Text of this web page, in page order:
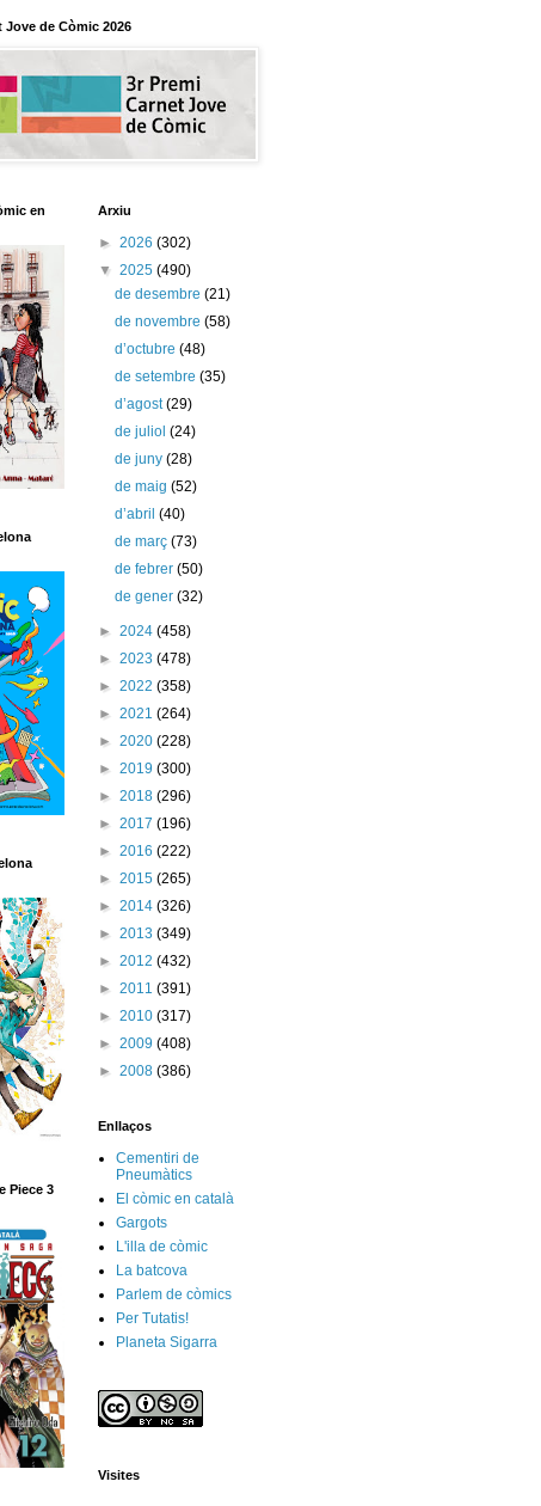
Jove de Còmic 2026
en
Piece 3
Arxiu
► 2026 (302)
▼ 2025 (490)
de desembre(21)
de novembre(58)
d’octubre(48)
de setembre(35)
d’agost(29)
de juliol(24)
de juny(28)
de maig(52)
d’abril(40)
de març(73)
de febrer(50)
de gener(32)
► 2024 (458)
► 2023 (478)
► 2022 (358)
► 2021 (264)
► 2020 (228)
► 2019 (300)
► 2018 (296)
► 2017 (196)
► 2016 (222)
► 2015 (265)
► 2014 (326)
► 2013 (349)
► 2012 (432)
► 2011 (391)
► 2010 (317)
► 2009 (408)
► 2008 (386)
Enllaços
Cementiri de
Pneumàtics
El còmic en català
Gargots
L'illa de còmic
La batcova
Parlem de còmics
Per Tutatis!
Planeta Sigarra
Visites